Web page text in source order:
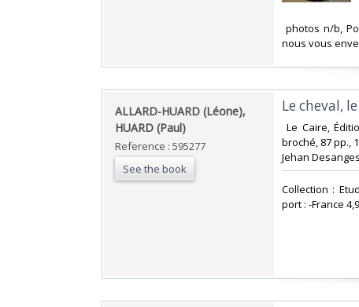
photos n/b,
nous vous
‎ALLARD-HUARD (Léone),
HUARD (Paul)‎
Reference : 595277
See the book
‎Le cheval,
Le Caire,
broché, 87 pp.,
Jehan
‎Collection :
port : -France